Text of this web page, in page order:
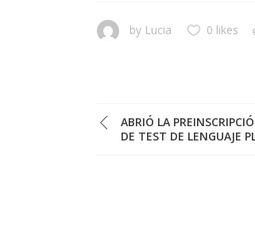
by Lucia 0 likes
ABRIÓ LA
DE TEST DE LENGUAJE